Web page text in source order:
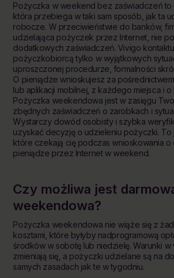
Pożyczka w weekend bez zaświadczeń to
która przebiega w taki sam sposób, jak ta
robocze. W przeciwieństwie do banków,
udzielająca pożyczek przez Internet, nie
dodatkowych zaświadczeń. Vivigo
pożyczkobiorcą tylko w wyjątkowych
uproszczonej procedurze, formalności
O pieniądze wnioskujesz za
lub aplikacji mobilnej, z każdego miejsca i
Pożyczka weekendowa jest w zasięgu
zbędnych zaświadczeń o zarobkach i
Wystarczy dowód osobisty i szybka
uzyskać decyzję o udzieleniu pożyczki. To
które czekają cię podczas wnioskowania
pieniądze przez Internet w weekend.
Czy możliwa jest
weekendowa?
Pożyczka weekendowa nie wiąże się z
kosztami, które byłyby nadprogramową
środków w sobotę lub niedzielę. Warunki
zmieniają się, a pożyczki udzielane są na
samych zasadach jak te w tygodniu.